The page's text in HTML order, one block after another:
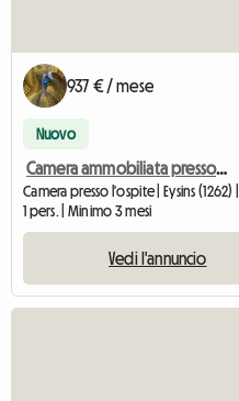
937 € / mese
Nuovo
Camera ammobiliata presso l'ospite a Eysins (Nyon)
Camera presso l'ospite | Eysins (1262)
1 pers. | Minimo 3 mesi
Vedi l'annuncio